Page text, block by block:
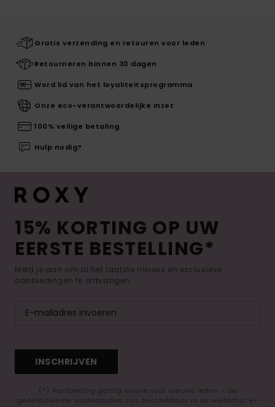
Gratis verzending en retouren voor leden
Retourneren binnen 30 dagen
Word lid van het loyaliteitsprogramma
Onze eco-verantwoordelijke inzet
100% veilige betaling
Hulp nodig?
15% KORTING OP UW
EERSTE BESTELLING*
Meld je aan om al het laatste nieuws en exclusieve
aanbiedingen te ontvangen.
INSCHRIJVEN
(*) Aanbieding geldig online voor nieuwe leden - De
gedetailleerde voorwaarden zijn beschikbaar in de welkomst e-